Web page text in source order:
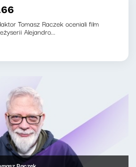
Tomasz Raczek oceniali film
Alejandro...